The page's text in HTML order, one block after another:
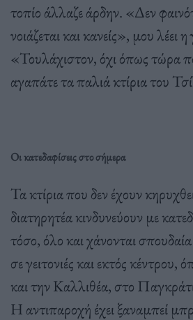
τοπίο άλλαζε άρδην. «Δεν
νοιάζεται και κανείς», μου λέει
«Τουλάχιστον, όχι όπως τώρα
αγαπάτε τα παλιά κτίρια του
Οι κατεδαφίσεις στο σήμερα
Τα κτίρια που δεν έχουν
διατηρητέα κινδυνεύουν με
τόσο, όλο και χάνονται
σε γειτονιές και εκτός κέντρου,
και την Καλλιθέα, στο
Η αντιπαροχή έχει ξαναμπεί